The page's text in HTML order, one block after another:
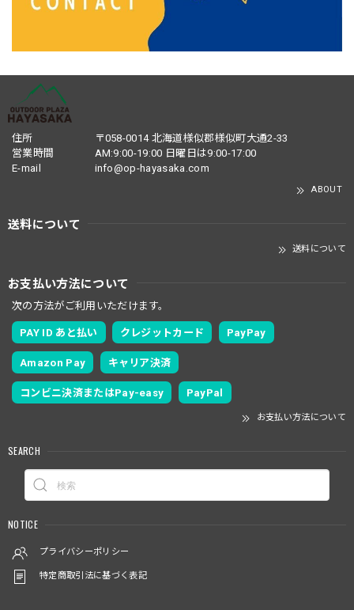
住所
〒058-0014 北海道様似郡様似町大通2-33
営業時間
AM:9:00-19:00 日曜日は9:00-17:00
E-mail
info@op-hayasaka.com
ABOUT
送料について
送料について
お支払い方法について
次の方法がご利用いただけます。
PAY ID あと払い クレジットカード PayPay
Amazon Pay キャリア決済
コンビニ決済またはPay-easy PayPal
お支払い方法について
SEARCH
NOTICE
プライバシーポリシー
特定商取引法に基づく表記